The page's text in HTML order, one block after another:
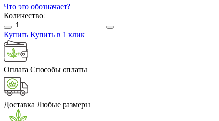
Что это обозначает?
Количество:
Купить Купить в 1 клик
Оплата Способы оплаты
Доставка Любые размеры